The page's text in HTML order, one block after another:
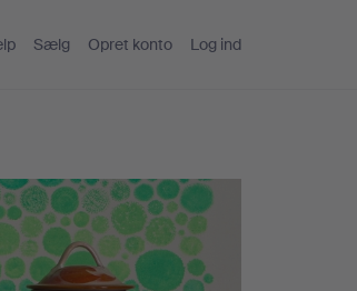
Sælg Opret konto Log ind